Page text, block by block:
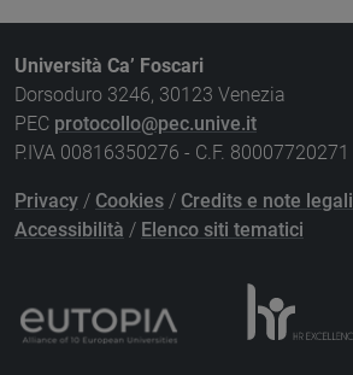
Università Ca’ Foscari
Dorsoduro 3246, 30123 Venezia
PEC protocollo@pec.unive.it
P.IVA 00816350276 - C.F. 80007720271
Privacy / Cookies / Credits e note legali
Accessibilità / Elenco siti tematici